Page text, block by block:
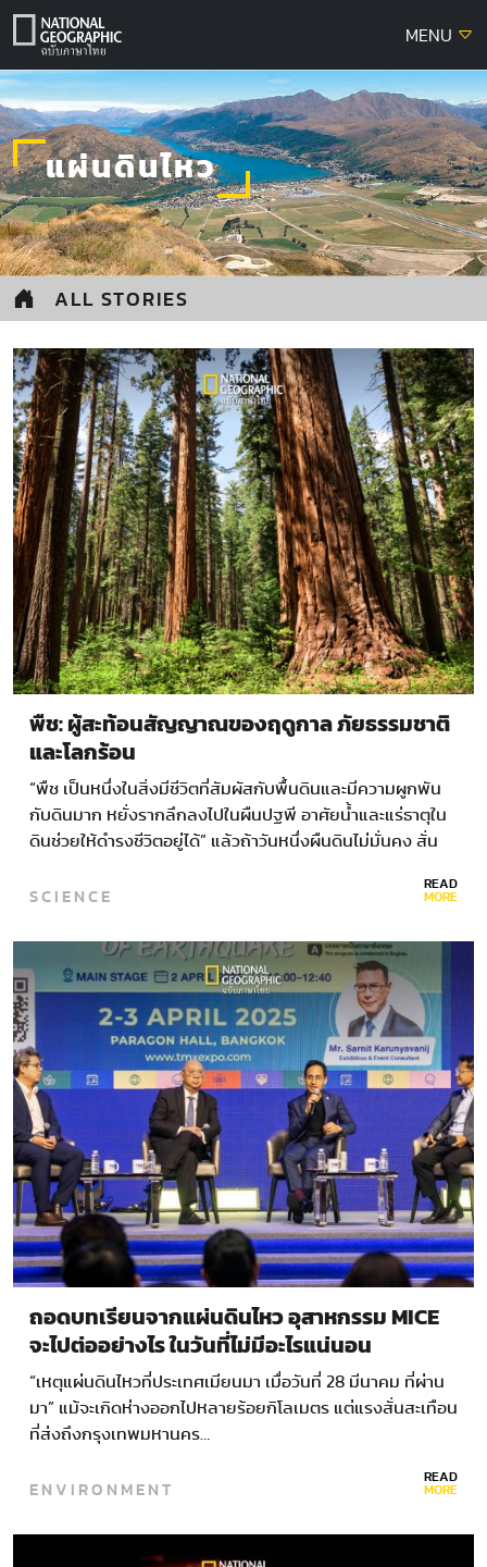
Skip
MENU
แผ่นดินไหว
ALL STORIES
พืช: ผู้สะท้อนสัญญาณของฤดูกาล ภัยธรรมชาติ
และโลกร้อน
“พืช เป็นหนึ่งในสิ่งมีชีวิตที่สัมผัสกับพื้นดินและมีความผูกพัน
กับดินมาก หยั่งรากลึกลงไปในผืนปฐพี อาศัยน้ำและแร่ธาตุใน
ดินช่วยให้ดำรงชีวิตอยู่ได้” แล้วถ้าวันหนึ่งผืนดินไม่มั่นคง สั่น
โลก นี่ไม่เพียงแต่สร้างผลกระทบต่อมนุษย์…
SCIENCE READ
MORE
ถอดบทเรียนจากแผ่นดินไหว อุสาหกรรม MICE
จะไปต่ออย่างไร ในวันที่ไม่มีอะไรแน่นอน
“เหตุแผ่นดินไหวที่ประเทศเมียนมา เมื่อวันที่ 28 มีนาคม ที่ผ่าน
มา” แม้จะเกิดห่างออกไปหลายร้อยกิโลเมตร แต่แรงสั่นสะเทือน
ที่ส่งถึงกรุงเทพมหานคร…
ENVIRONMENT READ
MORE